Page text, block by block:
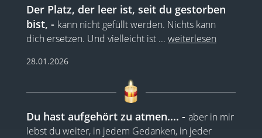
Der Platz, der leer ist, seit du gestorben
bist,
kann nicht gefüllt werden. Nichts kann
dich ersetzen. Und vielleicht ist ... weiterlesen
28.01.2026
Du hast aufgehört zu atmen....
aber in mir
lebst du weiter, in jedem Gedanken, in jeder